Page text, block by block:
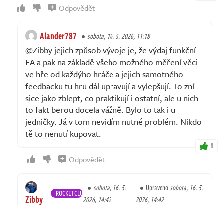
Odpovědět
Alander787 sobota, 16. 5. 2026, 11:18
@Zibby jejich způsob vývoje je, že výdaj funkční
EA a pak na základě všeho možného měření věci
ve hře od každýho hráče a jejich samotného
feedbacku tu hru dál upravují a vylepšují. To zní
sice jako zblept, co praktikují i ostatní, ale u nich
to fakt berou docela vážně. Bylo to tak i u
jedničky. Já v tom nevidím nutné problém. Nikdo
tě to nenutí kupovat.
1
Odpovědět
Zibby ROCKETCLUB
sobota, 16. 5.
2026, 14:42
Upravenosobota, 16. 5.
2026, 14:42